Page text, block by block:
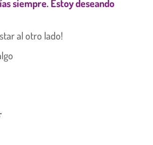
siempre. Estoy deseando
al otro lado!